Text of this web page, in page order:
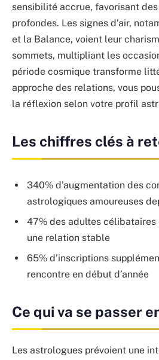
sensibilité accrue, favorisant
profondes. Les signes d’air,
et la Balance, voient leur
sommets, multipliant les
période cosmique transforme
approche des relations, vous
la réflexion selon votre profil
Les chiffres clés à
340% d’augmentation des
astrologiques amoureuses
47% des adultes
une relation stable
65% d’inscriptions
rencontre en début d’année
Ce qui va se passer
Les astrologues prévoient une